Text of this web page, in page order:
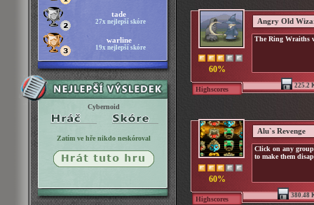
tade
27x nejlepší skóre
warline
19x nejlepší skóre
Cybernoid
Zatím ve hře nikdo neskóroval
60%
Angry Old
The Ring Wraiths
Highscores 225.2
60%
Alu`s Revenge
Click on any
to make them
Highscores 380.48